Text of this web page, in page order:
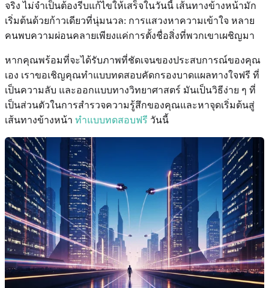
จริง ไม่จำเป็นต้องรีบแก้ไขให้เสร็จในวันนี้ เส้นทางข้างหน้ามัก
เริ่มต้นด้วยก้าวเดียวที่นุ่มนวล: การแสวงหาความเข้าใจ หลาย
คนพบความผ่อนคลายเพียงแค่การตั้งชื่อสิ่งที่พวกเขาเผชิญมา
หากคุณพร้อมที่จะได้รับภาพที่ชัดเจนของประสบการณ์ของคุณ
เอง เราขอเชิญคุณทำแบบทดสอบคัดกรองบาดแผลทางใจฟรี ที่
เป็นความลับ และออกแบบทางวิทยาศาสตร์ มันเป็นวิธีง่าย ๆ ที่
เป็นส่วนตัวในการสำรวจความรู้สึกของคุณและหาจุดเริ่มต้นสู่
เส้นทางข้างหน้า ทำแบบทดสอบฟรี วันนี้